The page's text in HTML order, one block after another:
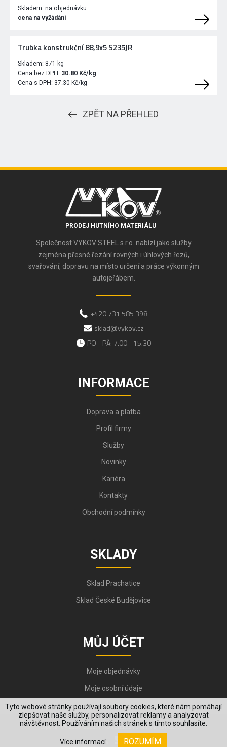
Tyto webové stránky používají soubory cookies, které nám pomáhají
zlepšovat naše služby, personalizovat reklamy a analyzovat
návštěvnost. Používáním našich stránek s tímto souhlasíte.
Více informací ROZUMÍM
Skladem: na objednávku
cena na vyžádání
Trubka konstrukční 88,9x5 S235JR
Skladem: 871 kg
Cena bez DPH: 30.80 Kč/kg
Cena s DPH: 37.30 Kč/kg
ZPĚT NA PŘEHLED
PRODEJ HUTNÍHO MATERIÁLU
Společnost VYKOV STEEL s.r.o. nabízí jako služby
zejména přesné řezání rovných i úhlových řezů,
svařování, dopravu na místo určení a práce výkonným
autojeřábem.
+420 731 585 398
sklad@vykov.cz
PO - PÁ: 7.00 - 15.30
INFORMACE
Doprava a platba
Profil firmy
Služby
Novinky
Kariéra
Kontakty
Obchodní podmínky
SKLADY
Sklad Prachatice
Sklad České Budějovice
MŮJ ÚČET
Moje objednávky
Moje osobní údaje
Copyright © 2006-2026, VYKOV STEEL s.r.o. All Rights Reserved.
Created by